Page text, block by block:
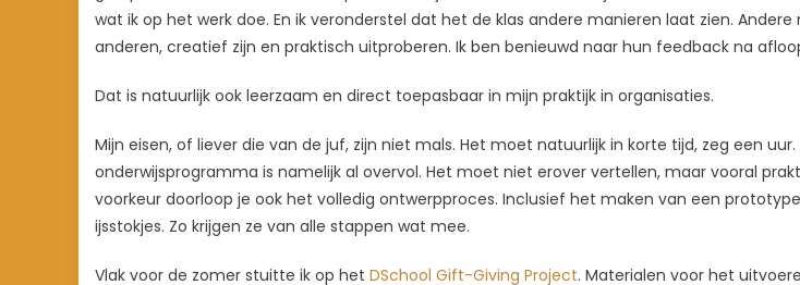
wat ik op het werk doe. En ik veronderstel dat het de klas andere manieren laat zien.
anderen, creatief zijn en praktisch uitproberen. Ik ben benieuwd naar hun feedback na
Dat is natuurlijk ook leerzaam en direct toepasbaar in mijn praktijk in organisaties.
Mijn eisen, of liever die van de juf, zijn niet mals. Het moet natuurlijk in korte tijd, zeg een uur.
onderwijsprogramma is namelijk al overvol. Het moet niet erover vertellen, maar vooral
voorkeur doorloop je ook het volledig ontwerpproces. Inclusief het maken van een
ijsstokjes. Zo krijgen ze van alle stappen wat mee.
Vlak voor de zomer stuitte ik op het DSchool Gift-Giving Project. Materialen voor het